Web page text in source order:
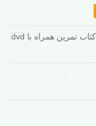
دوره آموزش آلمانی Starten wir.کتاب اصلی و کتاب تمرین همراه با dvd